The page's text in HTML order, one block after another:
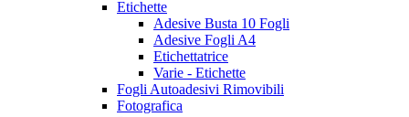
Etichette
Adesive Busta 10 Fogli
Adesive Fogli A4
Etichettatrice
Varie - Etichette
Fogli Autoadesivi Rimovibili
Fotografica